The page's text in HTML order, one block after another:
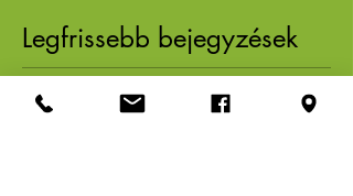
Legfrissebb bejegyzések
Legkedvesebb játékaink